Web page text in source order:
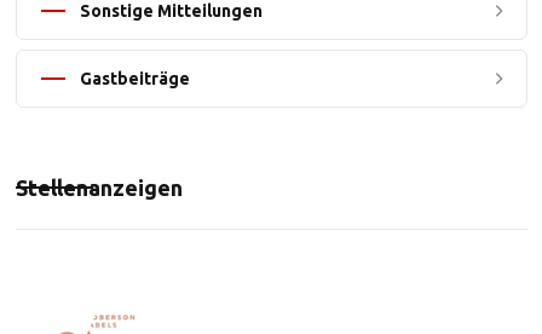
Sonstige Mitteilungen
Gastbeiträge
Stellenanzeigen